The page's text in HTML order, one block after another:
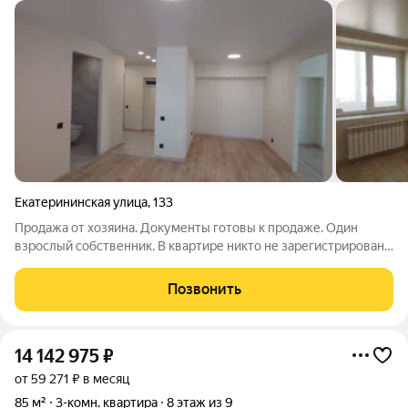
Екатерининская улица,133
Продажа от хозяина. Документы готовы к продаже. Один
взрослый собственник. В квартире никто не зарегистрирован.
квадратных метра в самом сердце Перми, на улице
Екатерининской. Квартира видовая,
Позвонить
14 142 975₽
от 59 271 ₽ в месяц
85 м²
3-комн. квартира 8 этаж из 9